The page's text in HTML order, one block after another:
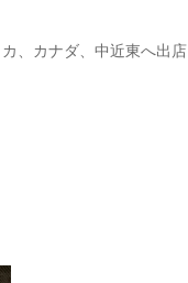
、カナダ、中近東へ出店